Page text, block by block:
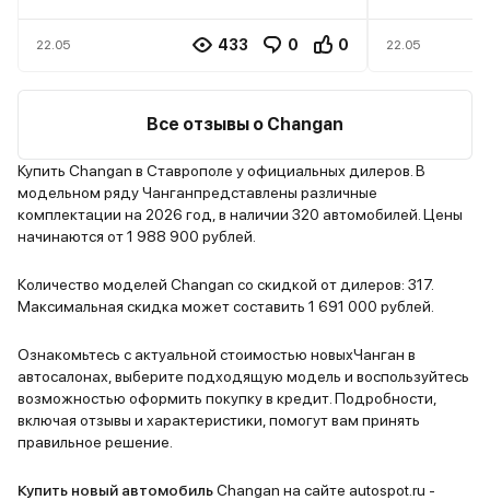
думаю, только ща один внешний
поклонников и почитателей, мне
реально кажется, что на
современном рынке, это
единственный автомобиль такого
визуального уровня. Все чётко,
все продумано, а те кто считают
иначе, просто придираются, тут
даже дело не вкуса и
общепринятого стандарта,
золотое сечение, автомобиль для
всех, молодых, пожилых, женщин,
мужчин , мне кажется он реально
не общался, кто бы не был моим
22.05 433 0 0
как
без
вкусом,
особенно
передние
сидеть на
мне
кресла, на
её
22.05
Все отзывы о Changan
Купить Changan в Ставрополе у официальных дилеров. В
модельном ряду Чанганпредставлены различные
комплектации на 2026 год, в наличии 320 автомобилей. Цены
начинаются от 1 988 900 рублей.
Количество моделей Changan со скидкой от дилеров: 317.
Максимальная скидка может составить 1 691 000 рублей.
Ознакомьтесь с актуальной стоимостью новыхЧанган в
автосалонах, выберите подходящую модель и воспользуйтесь
возможностью оформить покупку в кредит. Подробности,
включая отзывы и характеристики, помогут вам принять
правильное решение.
Купить новый автомобильChangan на сайте autospot.ru -